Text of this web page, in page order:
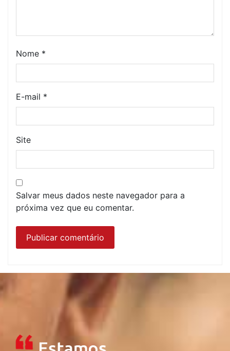
Nome *
E-mail *
Site
Salvar meus dados neste navegador para a
próxima vez que eu comentar.